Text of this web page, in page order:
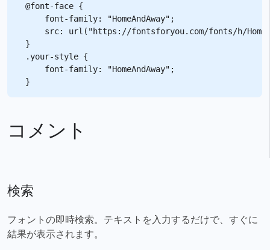
@font-face {
    font-family: "HomeAndAway";
src: url("https://fontsforyou.com/fonts/h/
}
.your-style {
    font-family: "HomeAndAway";
コメント
検索
フォントの即時検索。テキストを入力するだけで、すぐに
結果が表示されます。